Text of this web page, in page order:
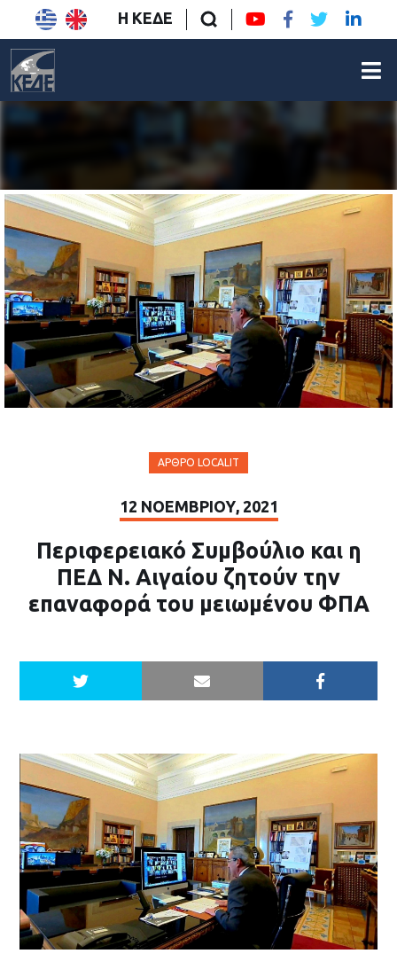
Η ΚΕΔΕ
ΆΡΘΡΟ LOCALIT
12 ΝΟΕΜΒΡΊΟΥ, 2021
Περιφερειακό Συμβούλιο και η
ΠΕΔ Ν. Αιγαίου ζητούν την
επαναφορά του μειωμένου ΦΠΑ